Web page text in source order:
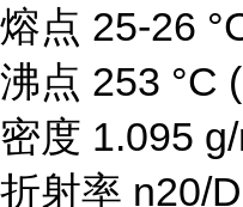
熔点 25-26
沸点 253 °C
密度 1.095
折射率 n20/